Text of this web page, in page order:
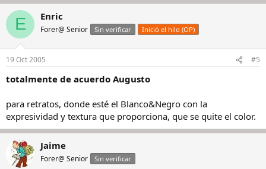
E Enric
Forer@ Senior Sin verificar Inició el hilo (OP)
19 Oct 2005 #5
totalmente de acuerdo Augusto
para retratos, donde esté el Blanco&Negro con la
expresividad y textura que proporciona, que se quite el color.
Jaime
Forer@ Senior Sin verificar